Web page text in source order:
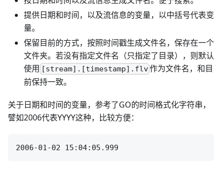
提供日期和时间，以及流信息的变量，以中括号代表变
量。
保留目前的方式，按照时间戳生成文件名，保存在一个
文件夹。若没有指定文件名（只指定了目录），则默认
使用 [stream].[timestamp].flv作为文件名，和目
前保持一致。
关于日期和时间的变量，参考了GO的时间格式化字符串，
譬如2006代表YYYY这种，比较方便：